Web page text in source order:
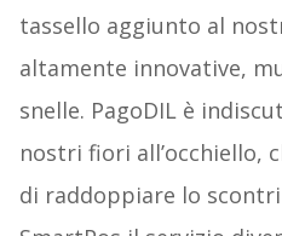
tassello aggiunto al
altamente innovative,
snelle. PagoDIL è
nostri fiori all’occhiello,
di raddoppiare lo